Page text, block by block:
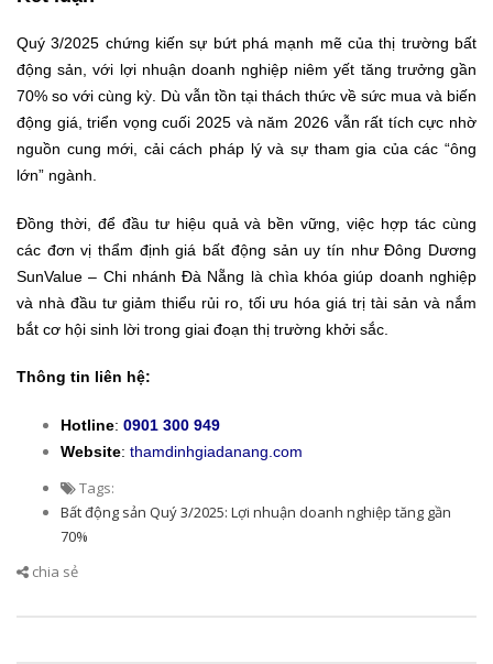
Quý 3/2025 chứng kiến sự bứt phá mạnh mẽ của thị trường bất
động sản, với lợi nhuận doanh nghiệp niêm yết tăng trưởng gần
70% so với cùng kỳ. Dù vẫn tồn tại thách thức về sức mua và biến
động giá, triển vọng cuối 2025 và năm 2026 vẫn rất tích cực nhờ
nguồn cung mới, cải cách pháp lý và sự tham gia của các “ông
lớn” ngành.
Đồng thời, để đầu tư hiệu quả và bền vững, việc hợp tác cùng
các đơn vị thẩm định giá bất động sản uy tín như Đông Dương
SunValue – Chi nhánh Đà Nẵng là chìa khóa giúp doanh nghiệp
và nhà đầu tư giảm thiểu rủi ro, tối ưu hóa giá trị tài sản và nắm
bắt cơ hội sinh lời trong giai đoạn thị trường khởi sắc.
Thông tin liên hệ:
Hotline: 0901 300 949
Website: thamdinhgiadanang.com
Tags:
Bất động sản Quý 3/2025: Lợi nhuận doanh nghiệp tăng gần
70%
chia sẻ